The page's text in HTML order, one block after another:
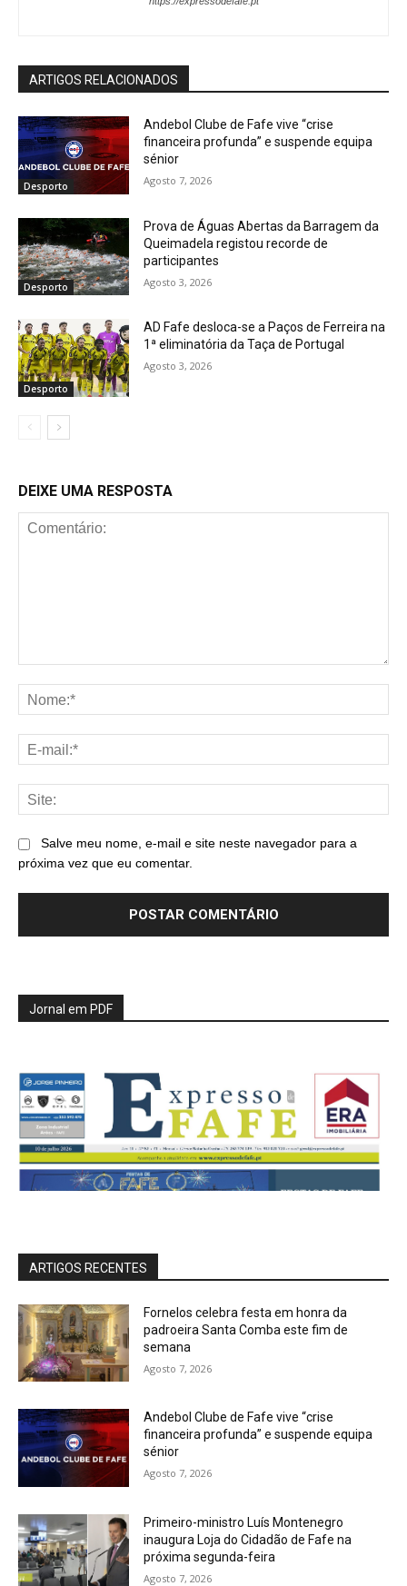
ARTIGOS RELACIONADOS
Desporto
Andebol Clube de Fafe vive “crise
financeira profunda” e suspende equipa
sénior
Agosto 7, 2026
Desporto
Prova de Águas Abertas da Barragem da
Queimadela registou recorde de
participantes
Agosto 3, 2026
Desporto
AD Fafe desloca-se a Paços de Ferreira na
1ª eliminatória da Taça de Portugal
Agosto 3, 2026
DEIXE UMA RESPOSTA
Salve meu nome, e-mail e site neste navegador para a
próxima vez que eu comentar.
Jornal em PDF
ARTIGOS RECENTES
Fornelos celebra festa em honra da
padroeira Santa Comba este fim de
semana
Agosto 7, 2026
Andebol Clube de Fafe vive “crise
financeira profunda” e suspende equipa
sénior
Agosto 7, 2026
Primeiro-ministro Luís Montenegro
inaugura Loja do Cidadão de Fafe na
próxima segunda-feira
Agosto 7, 2026